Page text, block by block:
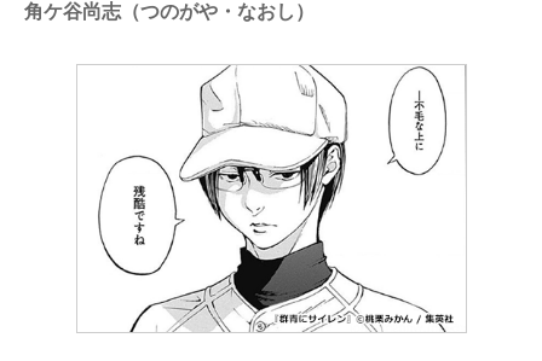
角ケ谷尚志（つのがや・なおし）